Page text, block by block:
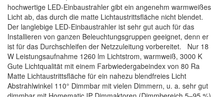
hochwertige LED-Einbaustrahler gibt ein angenehm warmweißes
Licht ab, das durch die matte Lichtaustrittsfläche nicht blendet.
Der langlebige LED-Einbaustrahler ist sehr gut auch für das
Installieren von ganzen Beleuchtungsgruppen geeignet, denn er
ist für das Durchschleifen der Netzzuleitung vorbereitet. Nur 18
W Leistungsaufnahme 1260 lm Lichtstrom, warmweiß, 3000 K
Gute Lichtqualität mit einem Farbwiedergabeindex von 80 Ra
Matte Lichtaustrittsfläche für ein nahezu blendfreies Licht
Abstrahlwinkel 110° Dimmbar mit vielen Dimmern, u. a. sehr gut